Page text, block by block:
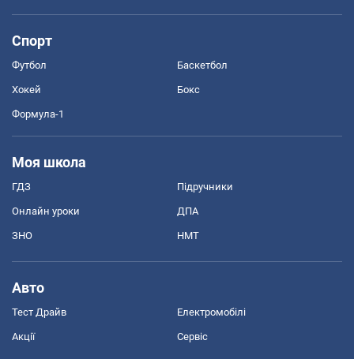
Спорт
Футбол Баскетбол
Хокей Бокс
Формула-1
Моя школа
ГДЗ Підручники
Онлайн уроки ДПА
ЗНО НМТ
Авто
Тест Драйв Електромобілі
Акції Сервіс